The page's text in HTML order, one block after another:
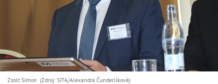
Zsolt Simon (Zdroj: SITA/Alexandra Čunderlíková)